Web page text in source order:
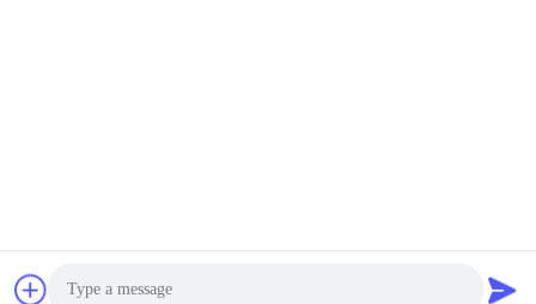
Wszystkie. Prawa zastrzeżone.